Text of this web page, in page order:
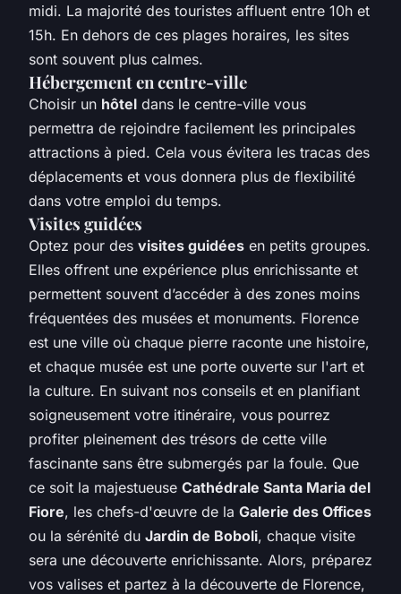
midi. La majorité des touristes affluent entre 10h et
15h. En dehors de ces plages horaires, les sites
sont souvent plus calmes.
Hébergement en centre-ville
Choisir un hôtel dans le centre-ville vous
permettra de rejoindre facilement les principales
attractions à pied. Cela vous évitera les tracas des
déplacements et vous donnera plus de flexibilité
dans votre emploi du temps.
Visites guidées
Optez pour des visites guidées en petits groupes.
Elles offrent une expérience plus enrichissante et
permettent souvent d’accéder à des zones moins
fréquentées des musées et monuments. Florence
est une ville où chaque pierre raconte une histoire,
et chaque musée est une porte ouverte sur l'art et
la culture. En suivant nos conseils et en planifiant
soigneusement votre itinéraire, vous pourrez
profiter pleinement des trésors de cette ville
fascinante sans être submergés par la foule. Que
ce soit la majestueuse Cathédrale Santa Maria del
Fiore, les chefs-d'œuvre de la Galerie des Offices
ou la sérénité du Jardin de Boboli, chaque visite
sera une découverte enrichissante. Alors, préparez
vos valises et partez à la découverte de Florence,